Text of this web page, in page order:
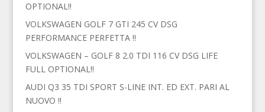
OPTIONAL!!
VOLKSWAGEN GOLF 7 GTI 245 CV DSG
PERFORMANCE PERFETTA !!
VOLKSWAGEN – GOLF 8 2.0 TDI 116 CV DSG LIFE
FULL OPTIONAL!!
AUDI Q3 35 TDI SPORT S-LINE INT. ED EXT. PARI AL
NUOVO !!